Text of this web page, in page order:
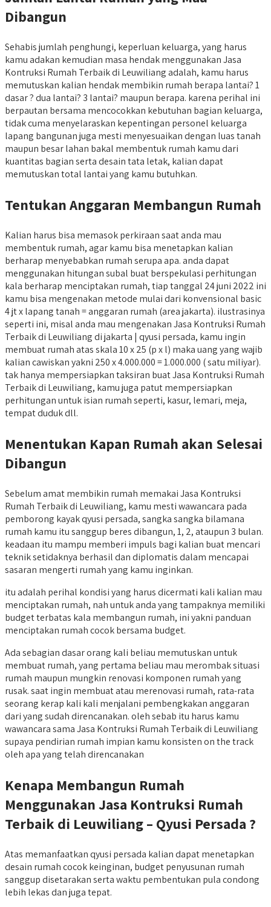
Dibangun
Sehabis jumlah penghungi, keperluan keluarga, yang harus
kamu adakan kemudian masa hendak menggunakan Jasa
Kontruksi Rumah Terbaik di Leuwiliang adalah, kamu harus
memutuskan kalian hendak membikin rumah berapa lantai? 1
dasar ? dua lantai? 3 lantai? maupun berapa. karena perihal ini
berpautan bersama mencocokkan kebutuhan bagian keluarga,
tidak cuma menyelaraskan kepentingan personel keluarga
lapang bangunan juga mesti menyesuaikan dengan luas tanah
maupun besar lahan bakal membentuk rumah kamu dari
kuantitas bagian serta desain tata letak, kalian dapat
memutuskan total lantai yang kamu butuhkan.
Tentukan Anggaran Membangun Rumah
Kalian harus bisa memasok perkiraan saat anda mau
membentuk rumah, agar kamu bisa menetapkan kalian
berharap menyebabkan rumah serupa apa. anda dapat
menggunakan hitungan subal buat berspekulasi perhitungan
kala berharap menciptakan rumah, tiap tanggal 24 juni 2022 ini
kamu bisa mengenakan metode mulai dari konvensional basic
4 jt x lapang tanah = anggaran rumah (area jakarta). ilustrasinya
seperti ini, misal anda mau mengenakan Jasa Kontruksi Rumah
Terbaik di Leuwiliang di jakarta | qyusi persada, kamu ingin
membuat rumah atas skala 10 x 25 (p x l) maka uang yang wajib
kalian cawiskan yakni 250 x 4.000.000 = 1.000.000 ( satu miliyar).
tak hanya mempersiapkan taksiran buat Jasa Kontruksi Rumah
Terbaik di Leuwiliang, kamu juga patut mempersiapkan
perhitungan untuk isian rumah seperti, kasur, lemari, meja,
tempat duduk dll.
Menentukan Kapan Rumah akan Selesai
Dibangun
Sebelum amat membikin rumah memakai Jasa Kontruksi
Rumah Terbaik di Leuwiliang, kamu mesti wawancara pada
pemborong kayak qyusi persada, sangka sangka bilamana
rumah kamu itu sanggup beres dibangun, 1, 2, ataupun 3 bulan.
keadaan itu mampu memberi impuls bagi kalian buat mencari
teknik setidaknya berhasil dan diplomatis dalam mencapai
sasaran mengerti rumah yang kamu inginkan.
itu adalah perihal kondisi yang harus dicermati kali kalian mau
menciptakan rumah, nah untuk anda yang tampaknya memiliki
budget terbatas kala membangun rumah, ini yakni panduan
menciptakan rumah cocok bersama budget.
Ada sebagian dasar orang kali beliau memutuskan untuk
membuat rumah, yang pertama beliau mau merombak situasi
rumah maupun mungkin renovasi komponen rumah yang
rusak. saat ingin membuat atau merenovasi rumah, rata-rata
seorang kerap kali kali menjalani pembengkakan anggaran
dari yang sudah direncanakan. oleh sebab itu harus kamu
wawancara sama Jasa Kontruksi Rumah Terbaik di Leuwiliang
supaya pendirian rumah impian kamu konsisten on the track
oleh apa yang telah direncanakan
Kenapa Membangun Rumah
Menggunakan Jasa Kontruksi Rumah
Terbaik di Leuwiliang – Qyusi Persada ?
Atas memanfaatkan qyusi persada kalian dapat menetapkan
desain rumah cocok keinginan, budget penyusunan rumah
sanggup disetarakan serta waktu pembentukan pula condong
lebih lekas dan juga tepat.